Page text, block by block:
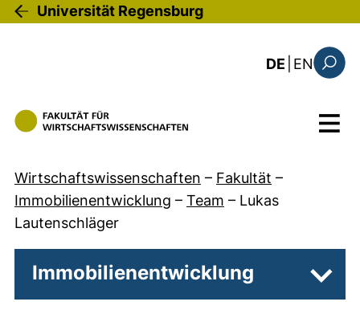
Direkt zum Inhalt
Universität Regensburg
DE EN: the
Menü
Wirtschaftswissenschaften – Fakultät –
Immobilienentwicklung – Team – Lukas
Lautenschläger
Immobilienentwicklung